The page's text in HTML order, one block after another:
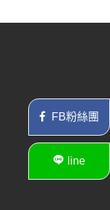
FB粉絲團
line